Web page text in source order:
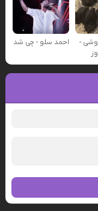
-
احمد سلو - چی شد